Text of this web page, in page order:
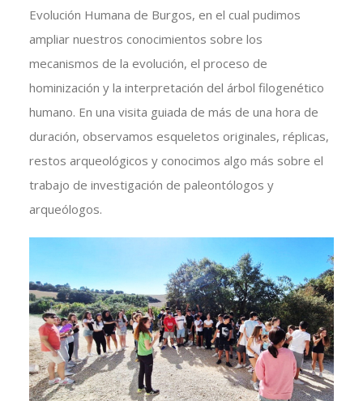
Evolución Humana de Burgos, en el cual pudimos
ampliar nuestros conocimientos sobre los
mecanismos de la evolución, el proceso de
hominización y la interpretación del árbol filogenético
humano. En una visita guiada de más de una hora de
duración, observamos esqueletos originales, réplicas,
restos arqueológicos y conocimos algo más sobre el
trabajo de investigación de paleontólogos y
arqueólogos.